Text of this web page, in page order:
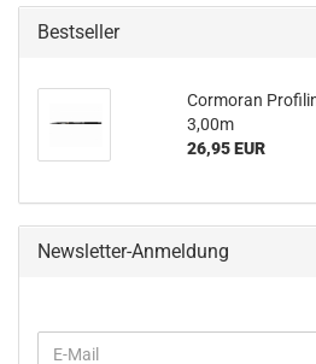
Bestseller
Cormoran
3,00m
26,95 EUR
Newsletter-Anmeldung
E-